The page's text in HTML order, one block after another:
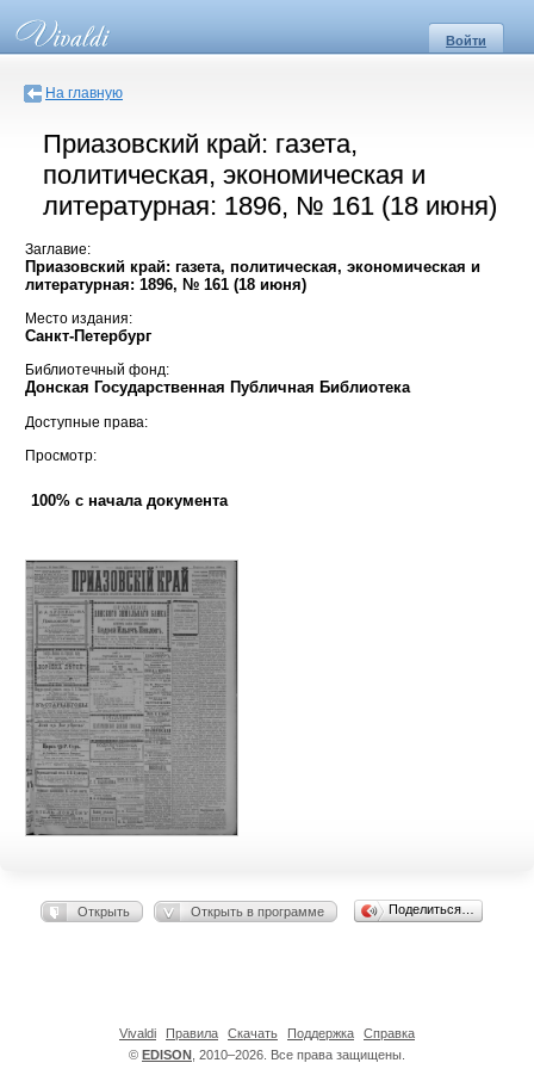
Войти
На главную
Приазовский край: газета,
политическая, экономическая и
литературная: 1896, № 161 (18 июня)
Заглавие:
Приазовский край: газета, политическая, экономическая и
литературная: 1896, № 161 (18 июня)
Место издания:
Санкт-Петербург
Библиотечный фонд:
Донская Государственная Публичная Библиотека
Доступные права:
Просмотр:
100% с начала документа
Открыть Открыть в программе Поделиться…
© EDISON , 2010–2026. Все права защищены.
Vivaldi Правила Скачать Поддержка Справка